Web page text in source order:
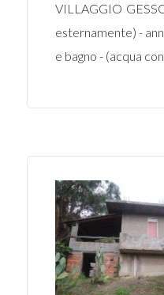
VILLAGGIO
esternamente) -
e bagno - (acqua